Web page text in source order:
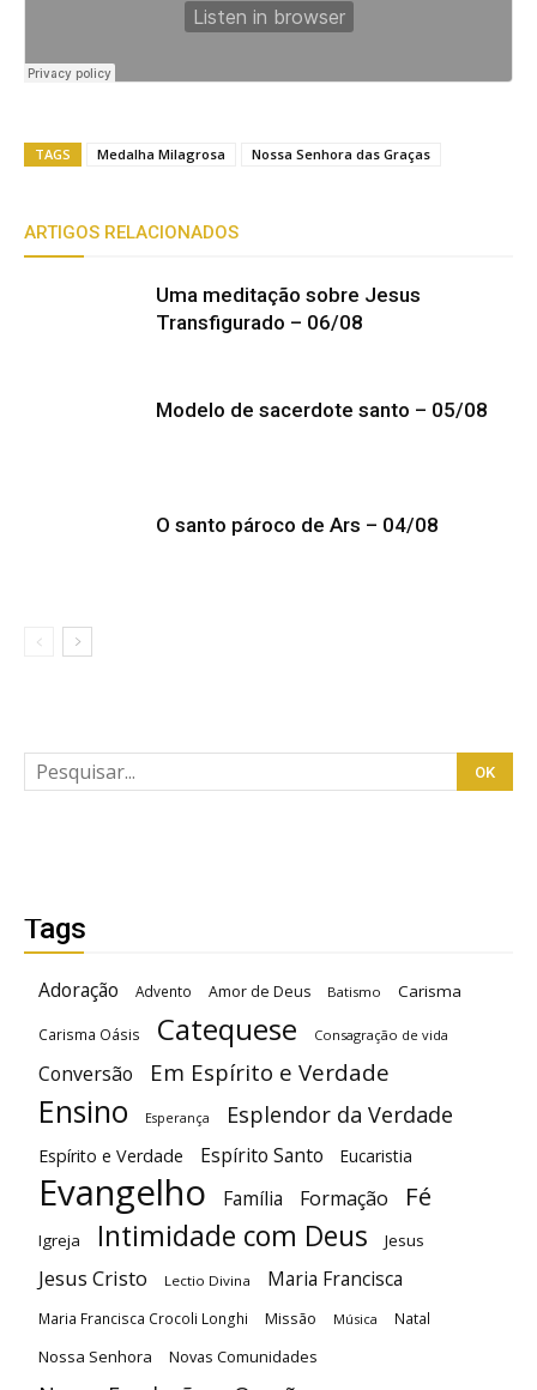
TAGS Medalha Milagrosa Nossa Senhora das Graças
ARTIGOS RELACIONADOS
Uma meditação sobre Jesus
Transfigurado – 06/08
Modelo de sacerdote santo – 05/08
O santo pároco de Ars – 04/08
Tags
Adoração Advento Amor de Deus Batismo Carisma
Carisma Oásis Catequese Consagração de vida
Conversão Em Espírito e Verdade
Ensino Esperança Esplendor da Verdade
Espírito e Verdade Espírito Santo Eucaristia
Evangelho Família Formação Fé
Igreja Intimidade com Deus Jesus
Jesus Cristo Lectio Divina Maria Francisca
Maria Francisca Crocoli Longhi Missão Música Natal
Nossa Senhora Novas Comunidades